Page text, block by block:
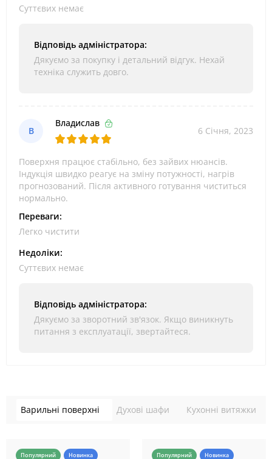
Суттєвих немає
Відповідь адміністратора:
Дякуємо за покупку і детальний відгук. Нехай
техніка служить довго.
В
Владислав
6 Січня, 2023
Поверхня працює стабільно, без зайвих нюансів.
Індукція швидко реагує на зміну потужності, нагрів
прогнозований. Після активного готування чиститься
нормально.
Переваги:
Легко чистити
Недоліки:
Суттєвих немає
Відповідь адміністратора:
Дякуємо за зворотний зв'язок. Якщо виникнуть
питання з експлуатації, звертайтеся.
Варильні поверхні Духові шафи Кухонні витяжки
Популярний Новинка Популярний Новинка